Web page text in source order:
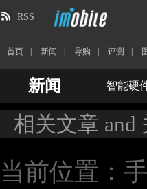
RSS
首页 新闻 导购 评测
新闻 智能硬
相关文章 and
当前位置：